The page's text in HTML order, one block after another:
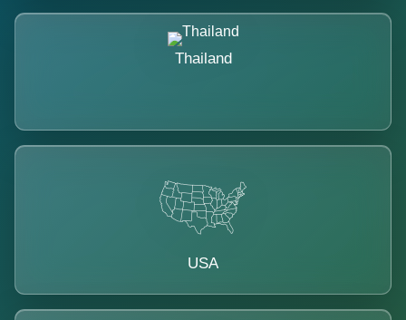
Thailand
USA